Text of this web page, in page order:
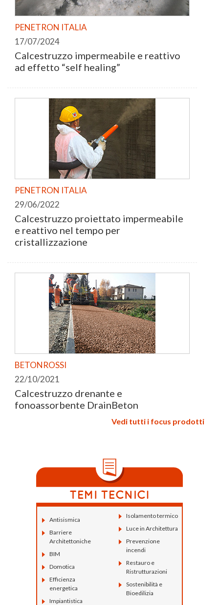
PENETRON ITALIA
17/07/2024
Calcestruzzo impermeabile e reattivo
ad effetto “self healing”
PENETRON ITALIA
29/06/2022
Calcestruzzo proiettato impermeabile
e reattivo nel tempo per
cristallizzazione
BETONROSSI
22/10/2021
Calcestruzzo drenante e
fonoassorbente DrainBeton
Vedi tutti i focus prodotti
Antisismica
Barriere
Architettoniche
BIM
Domotica
Efficienza
energetica
Impiantistica
Isolamento termico
Luce in Architettura
Prevenzione
incendi
Restauro e
Ristrutturazioni
Sostenibilità e
Bioedilizia